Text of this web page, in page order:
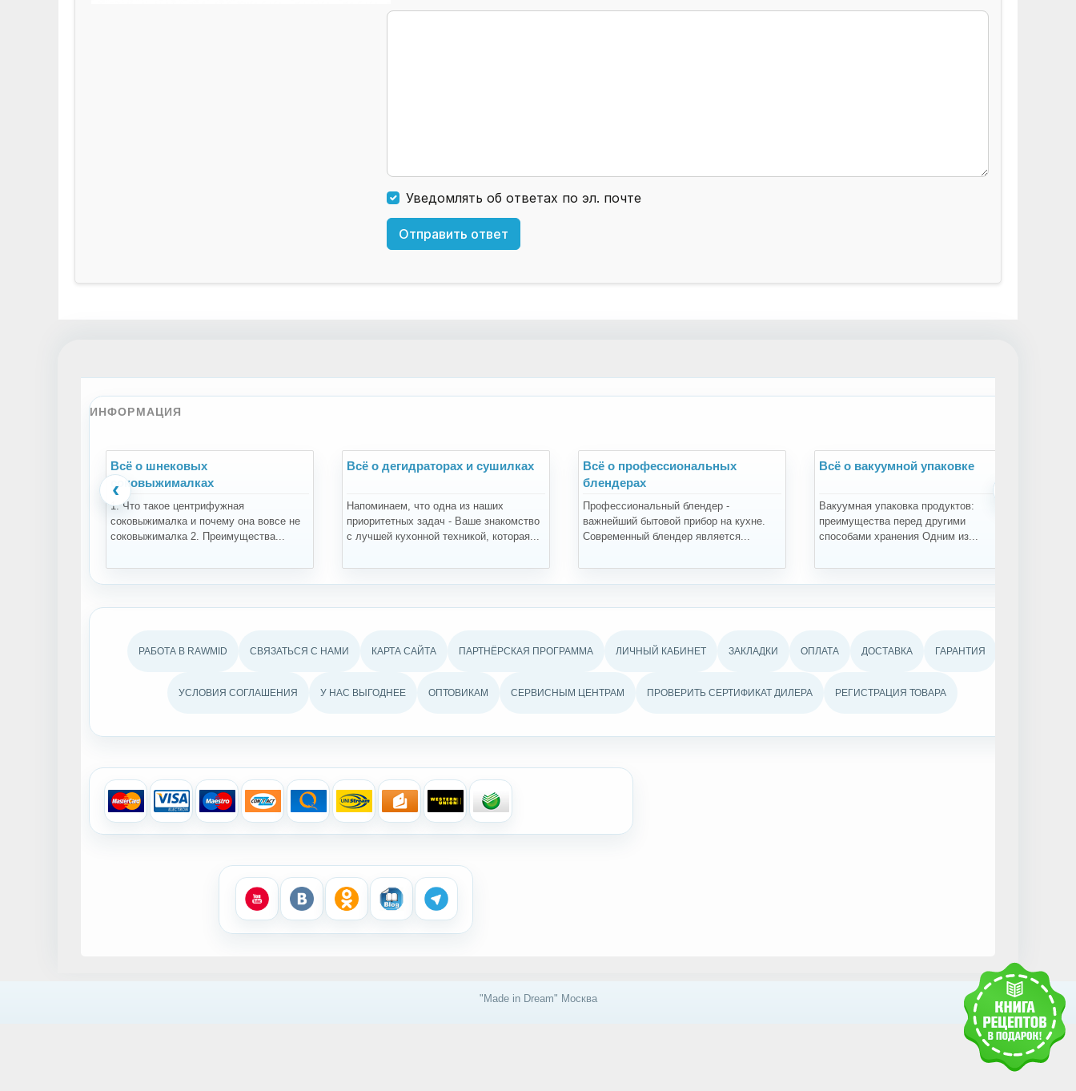
Уведомлять об ответах по эл. почте
Отправить ответ
ИНФОРМАЦИЯ
‹
Всё о шнековых
соковыжималках
1. Что такое центрифужная
соковыжималка и почему она вовсе не
соковыжималка 2. Преимущества...
Всё о дегидраторах и сушилках
Напоминаем, что одна из наших
приоритетных задач - Ваше знакомство
с лучшей кухонной техникой, которая...
Всё о профессиональных
блендерах
Профессиональный блендер -
важнейший бытовой прибор на кухне.
Современный блендер является...
Всё о вакуумной упаковке
Вакуумная упаковка продуктов:
преимущества перед другими
способами хранения Одним из...
РАБОТА В RAWMID СВЯЗАТЬСЯ С НАМИ КАРТА САЙТА ПАРТНЁРСКАЯ ПРОГРАММА ЛИЧНЫЙ КАБИНЕТ ЗАКЛАДКИ ОПЛАТА ДОСТАВКА ГАРАНТИЯ
УСЛОВИЯ СОГЛАШЕНИЯ У НАС ВЫГОДНЕЕ ОПТОВИКАМ СЕРВИСНЫМ ЦЕНТРАМ ПРОВЕРИТЬ СЕРТИФИКАТ ДИЛЕРА РЕГИСТРАЦИЯ ТОВАРА
"Made in Dream" Москва